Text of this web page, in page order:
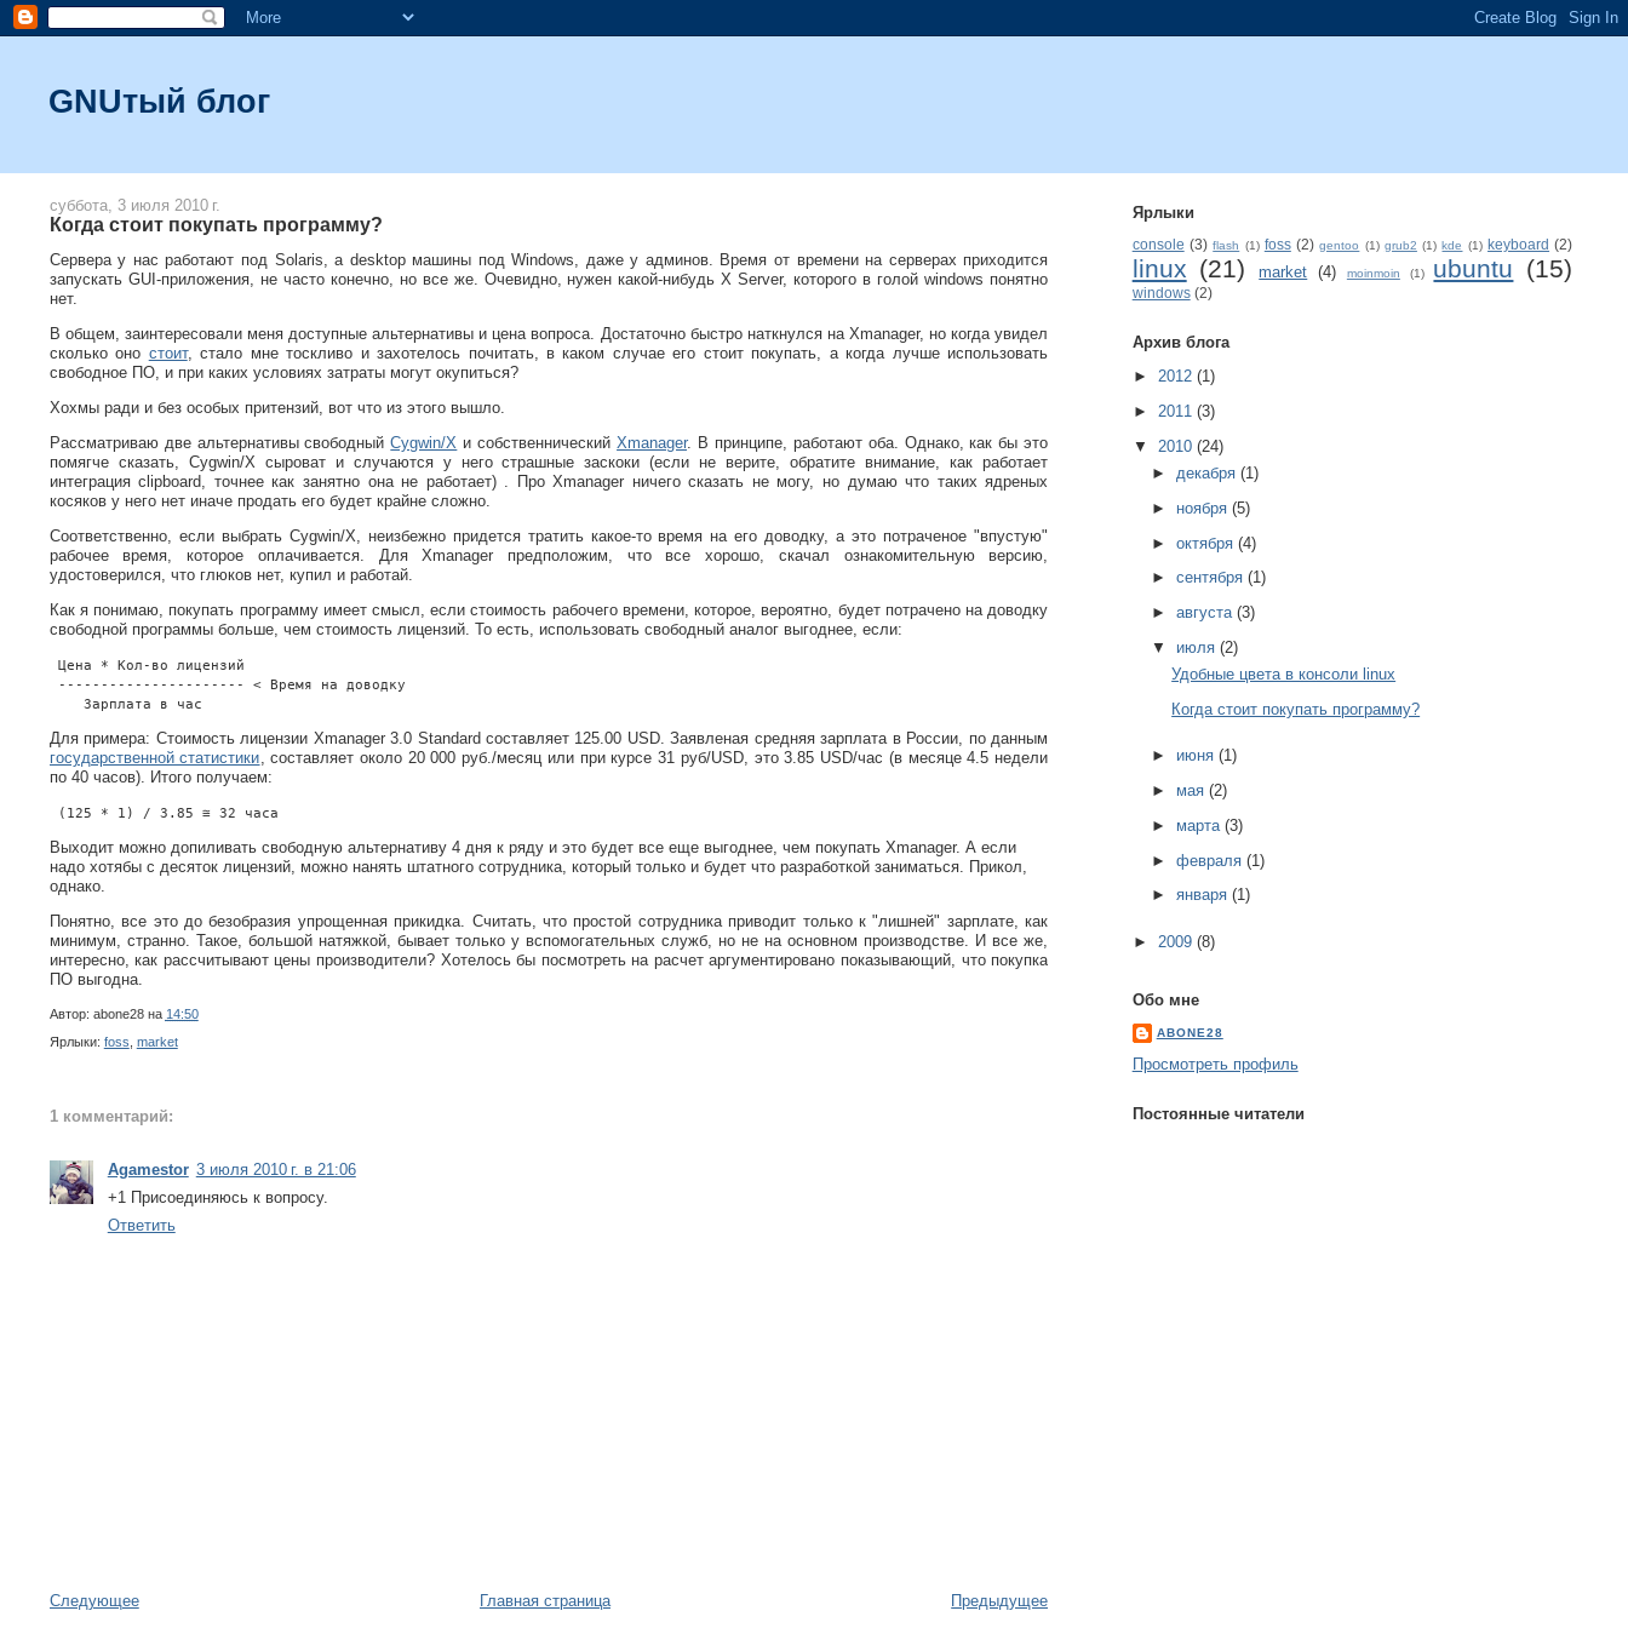
GNUтый блог
суббота, 3 июля 2010 г.
Когда стоит покупать программу?
Сервера у нас работают под Solaris, а desktop машины под Windows, даже у админов. Время от времени на серверах приходится
запускать GUI-приложения, не часто конечно, но все же. Очевидно, нужен какой-нибудь X Server, которого в голой windows понятно
нет.
В общем, заинтересовали меня доступные альтернативы и цена вопроса. Достаточно быстро наткнулся на Xmanager, но когда увидел
сколько оно стоит, стало мне тоскливо и захотелось почитать, в каком случае его стоит покупать, а когда лучше использовать
свободное ПО, и при каких условиях затраты могут окупиться?
Хохмы ради и без особых притензий, вот что из этого вышло.
Рассматриваю две альтернативы свободныйCygwin/X и собственническийXmanager. В принципе, работают оба. Однако, как бы это
помягче сказать, Cygwin/X сыроват и случаются у него страшные заскоки (если не верите, обратите внимание, как работает
интеграция clipboard, точнее как занятно она не работает) . Про Xmanager ничего сказать не могу, но думаю что таких ядреных
косяков у него нет иначе продать его будет крайне сложно.
Соответственно, если выбрать Cygwin/X, неизбежно придется тратить какое-то время на его доводку, а это потраченое "впустую"
рабочее время, которое оплачивается. Для Xmanager предположим, что все хорошо, скачал ознакомительную версию,
удостоверился, что глюков нет, купил и работай.
Как я понимаю, покупать программу имеет смысл, если стоимость рабочего времени, которое, вероятно, будет потрачено на доводку
свободной программы больше, чем стоимость лицензий. То есть, использовать свободный аналог выгоднее, если:
Цена * Кол-во лицензий
---------------------- < Время на доводку
Для примера: Cтоимость лицензии Xmanager 3.0 Standard составляет 125.00 USD. Заявленая средняя зарплата в России, по данным
государственной статистики, составляет около 20 000 руб./месяц или при курсе 31 руб/USD, это 3.85 USD/час (в месяце 4.5 недели
по 40 часов). Итого получаем:
Выходит можно допиливать свободную альтернативу 4 дня к ряду и это будет все еще выгоднее, чем покупать Xmanager. А если
надо хотябы с десяток лицензий, можно нанять штатного сотрудника, который только и будет что разработкой заниматься. Прикол,
однако.
Понятно, все это до безобразия упрощенная прикидка. Считать, что простой сотрудника приводит только к "лишней" зарплате, как
минимум, странно. Такое, большой натяжкой, бывает только у вспомогательных служб, но не на основном производстве. И все же,
интересно, как рассчитывают цены производители? Хотелось бы посмотреть на расчет аргументировано показывающий, что покупка
ПО выгодна.
Автор: abone28 на 14:50
Ярлыки: foss market
1 комментарий:
Agamestor 3 июля 2010 г. в 21:06
+1 Присоединяюсь к вопросу.
Ответить
Следующее Предыдущее
Главная страница
Ярлыки
console (3) flash (1) foss (2) gentoo (1) grub2 (1) kde (1) keyboard (2)
linux (21) market (4) moinmoin (1) ubuntu (15)
windows (2)
Архив блога
► 2012 (1)
► 2011 (3)
▼ 2010 (24)
►декабря(1)
► ноября(5)
►октября(4)
►сентября(1)
►августа(3)
▼ июля(2)
Удобные цвета в консоли linux
Когда стоит покупать программу?
► июня(1)
► мая(2)
► марта(3)
►февраля(1)
►января(1)
► 2009 (8)
Обо мне
ABONE28
Просмотреть профиль
Постоянные читатели